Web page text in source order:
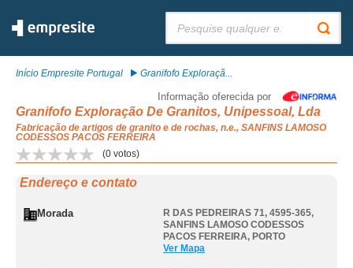
Início Empresite Portugal Granifofo Exploraçã...
Informação oferecida por
Granifofo Exploração De Granitos, Unipessoal, Lda
Fabricação de artigos de granito e de rochas, n.e., SANFINS LAMOSO
CODESSOS PACOS FERREIRA
(0 votos)
Endereço e contato
Morada R DAS PEDREIRAS 71, 4595-365,
SANFINS LAMOSO CODESSOS
PACOS FERREIRA, PORTO
Ver Mapa